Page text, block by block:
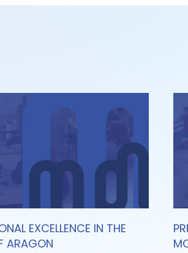
EXCELLENCE IN THE
ARAGON